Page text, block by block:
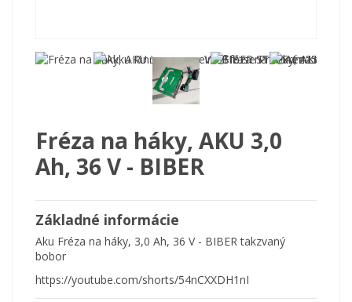
Fréza na háky, AKU 3,0
Ah, 36 V - BIBER
Základné informácie
Aku Fréza na háky, 3,0 Ah, 36 V - BIBER takzvaný
bobor
https://youtube.com/shorts/54nCXXDH1nI